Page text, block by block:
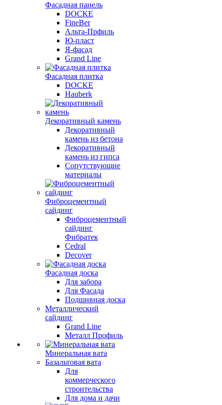
Фасадная панель
DOCKE
FineBer
Альта-Прфиль
Ю-пласт
Я-фасад
Grand Line
Фасадная плитка
DOCKE
Hauberk
Декоративный камень
Декоративный
камень из бетона
Декоративный
камень из гипса
Сопутствующие
материалы
Фиброцементный
сайдинг
Фиброцементный
сайдинг
Фибратек
Cedral
Decover
Фасадная доска
Для забора
Для Фасада
Подшивная доска
Металлический
сайдинг
Grand Line
Металл Профиль
Минеральная вата
Базальтовая вата
Для
коммерческого
строительства
Для дома и дачи